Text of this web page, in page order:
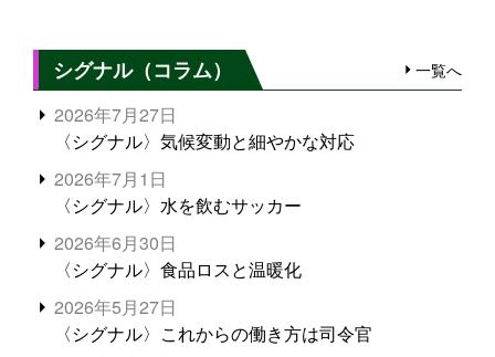
シグナル（コラム） 一覧へ
2026年7月27日
〈シグナル〉気候変動と細やかな対応
2026年7月1日
〈シグナル〉水を飲むサッカー
2026年6月30日
〈シグナル〉食品ロスと温暖化
2026年5月27日
〈シグナル〉これからの働き方は司令官